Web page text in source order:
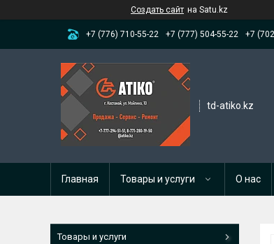
Создать сайт на Satu.kz
+7 (776) 710-55-22 +7 (777) 504-55-22 +7
td-atiko.kz
Главная Товары и услуги О нас
Товары и услуги